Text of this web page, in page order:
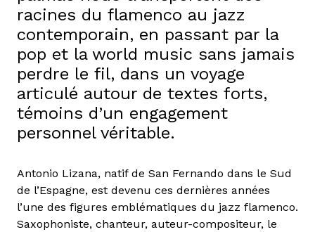
racines du flamenco au jazz
contemporain, en passant par la
pop et la world music sans jamais
perdre le fil, dans un voyage
articulé autour de textes forts,
témoins d’un engagement
personnel véritable.
Antonio Lizana, natif de San Fernando dans le Sud
de l’Espagne, est devenu ces dernières années
l’une des figures emblématiques du jazz flamenco.
Saxophoniste, chanteur, auteur-compositeur, le